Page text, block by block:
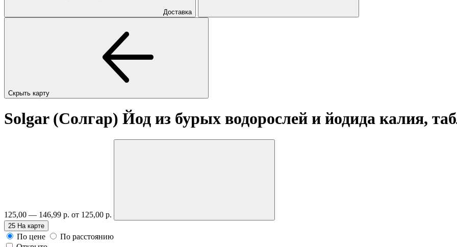
Доставка
Скрыть карту
Solgar (Солгар) Йод из бурых водорослей и йодида калия,
125,00 — 146,99 р. от 125,00 р.
25 На карте
По цене
По расстоянию